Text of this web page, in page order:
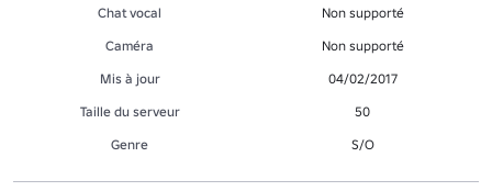
Chat vocal
Non supporté
Caméra
Non supporté
Mis à jour
04/02/2017
Taille du serveur
50
Genre
S/O